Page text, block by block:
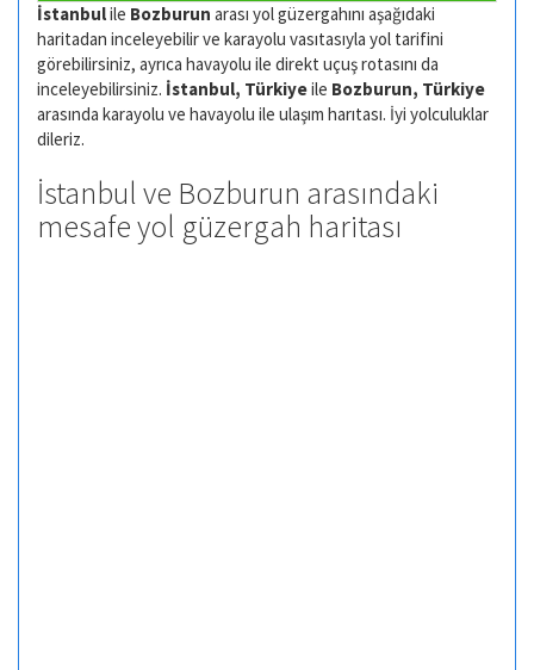
İstanbulile Bozburun arası yol güzergahını aşağıdaki
haritadan inceleyebilir ve karayolu vasıtasıyla yol tarifini
görebilirsiniz, ayrıca havayolu ile direkt uçuş rotasını da
inceleyebilirsiniz. İstanbul, Türkiyeile Bozburun, Türkiye
arasında karayolu ve havayolu ile ulaşım harıtası. İyi yolculuklar
dileriz.
İstanbul ve Bozburun arasındaki
mesafe yol güzergah haritası